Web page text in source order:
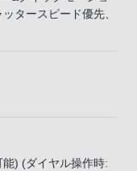
タースピード優先、
) (ダイヤル操作時: